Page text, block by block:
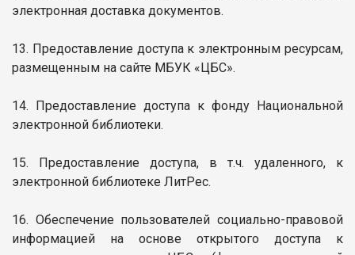
электронная доставка документов.
13. Предоставление доступа к электронным ресурсам,
размещенным на сайте МБУК «ЦБС».
14. Предоставление доступа к фонду Национальной
электронной библиотеки.
15. Предоставление доступа, в т.ч. удаленного, к
электронной библиотеке ЛитРес.
16. Обеспечение пользователей социально-правовой
информацией на основе открытого доступа к